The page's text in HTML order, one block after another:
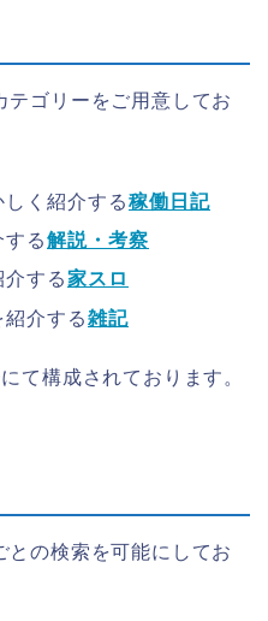
テゴリーをご用意してお
く紹介する稼働日記
る解説・考察
する家スロ
介する雑記
て構成されております。
との検索を可能にしてお